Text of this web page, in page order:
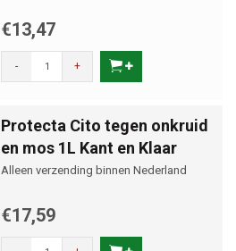
€13,47
- +
Protecta Cito tegen onkruid
en mos 1L Kant en Klaar
Alleen verzending binnen Nederland
€17,59